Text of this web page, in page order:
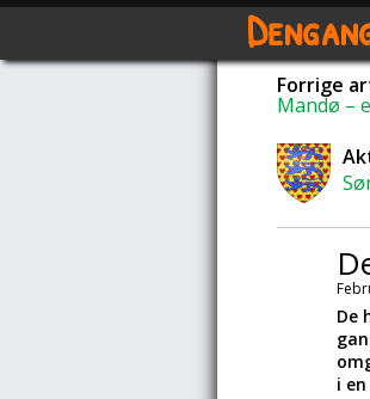
Forrige
Mandø –
De
i